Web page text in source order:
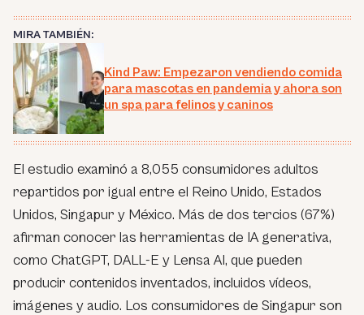
MIRA TAMBIÉN:
Kind Paw: Empezaron vendiendo comida
para mascotas en pandemia y ahora son
un spa para felinos y caninos
El estudio examinó a 8,055 consumidores adultos
repartidos por igual entre el Reino Unido, Estados
Unidos, Singapur y México. Más de dos tercios (67%)
afirman conocer las herramientas de IA generativa,
como ChatGPT, DALL-E y Lensa AI, que pueden
producir contenidos inventados, incluidos vídeos,
imágenes y audio. Los consumidores de Singapur son